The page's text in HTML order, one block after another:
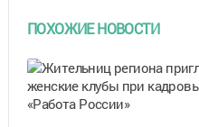
ПОХОЖИЕ НОВОСТИ